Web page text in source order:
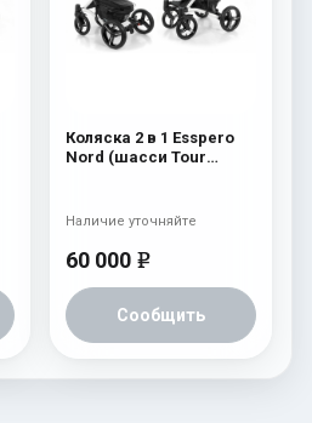
Коляска 2 в 1 Esspero
Nord (шасси Tour
60 000 e
Сообщить
Наличие уточняйте